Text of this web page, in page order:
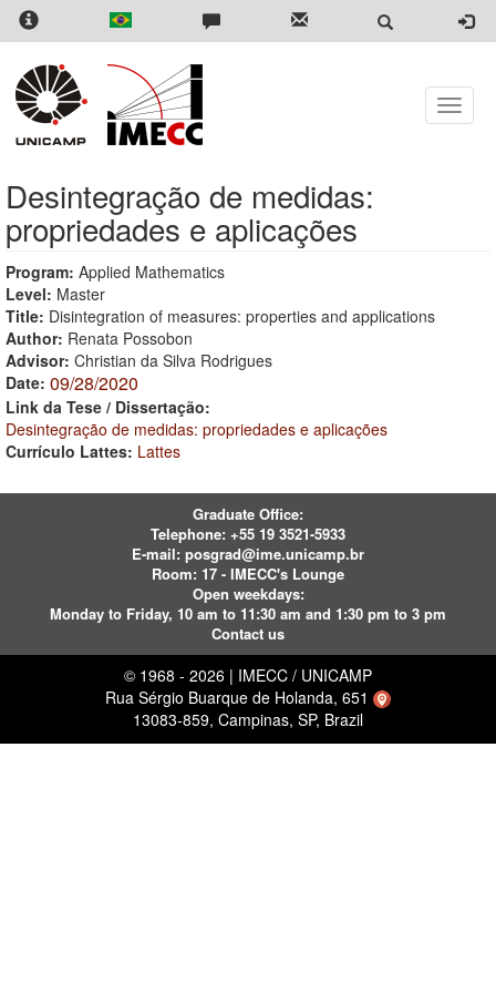
Skip
content
Toggle
Desintegração de medidas:
propriedades e aplicações
Program: Applied Mathematics
Level: Master
Title: Disintegration of measures: properties and applications
Author: Renata Possobon
Advisor: Christian da Silva Rodrigues
Date: 09/28/2020
Link da Tese / Dissertação:
Desintegração de medidas: propriedades e aplicações
Currículo Lattes: Lattes
Graduate Office:
Telephone: +55 19 3521-5933
E-mail: posgrad@ime.unicamp.br
Room: 17 - IMECC's Lounge
Open weekdays:
Monday to Friday, 10 am to 11:30 am and 1:30 pm to 3 pm
Contact us
© 1968 - 2026 | IMECC / UNICAMP
Rua Sérgio Buarque de Holanda, 651
13083-859, Campinas, SP, Brazil